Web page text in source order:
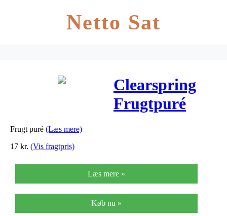
Netto Sat
Clearspring
Frugtpuré
200 G
Frugt puré (Læs mere)
17 kr. (Vis fragtpris)
Læs mere »
Køb nu »